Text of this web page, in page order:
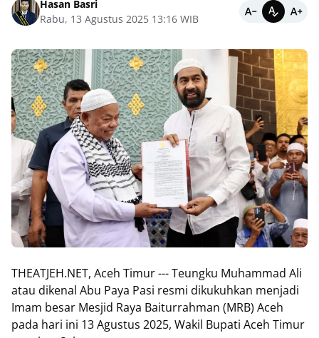
Hasan Basri
Rabu, 13 Agustus 2025 13:16 WIB
THEATJEH.NET, Aceh Timur --- Teungku Muhammad Ali
atau dikenal Abu Paya Pasi resmi dikukuhkan menjadi
Imam besar Mesjid Raya Baiturrahman (MRB) Aceh
pada hari ini 13 Agustus 2025, Wakil Bupati Aceh Timur